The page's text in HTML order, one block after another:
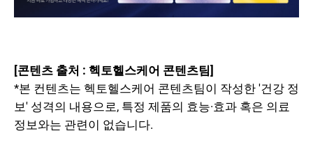
[콘텐츠 출처 : 헥토헬스케어 콘텐츠팀]
*본 컨텐츠는 헥토헬스케어 콘텐츠팀이 작성한 '건강 정
보' 성격의 내용으로, 특정 제품의 효능·효과 혹은 의료
정보와는 관련이 없습니다.